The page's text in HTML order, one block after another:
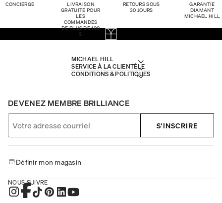
CONCIERGE
LIVRAISON
GRATUITE POUR
LES
COMMANDES
DE PLUS DE 100
$
RETOURS SOUS
30 JOURS
GARANTIE
DIAMANT
MICHAEL HILL
MICHAEL HILL
SERVICE À LA CLIENTÈLE
CONDITIONS & POLITIQUES
DEVENEZ MEMBRE BRILLIANCE
S'INSCRIRE
Définir mon magasin
NOUS SUIVRE